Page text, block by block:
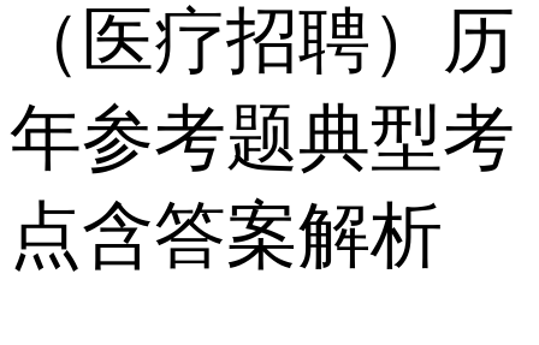
（医疗招聘）历
年参考题典型考
点含答案解析